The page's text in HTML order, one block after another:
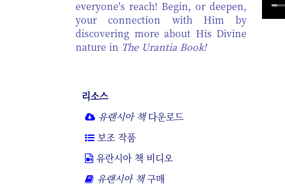
everyone's reach! Begin, or deepen,
your connection with Him by
discovering more about His Divine
nature in The Urantia Book!
리소스
유랜시아 책다운로드
보조 작품
유란시아 책 비디오
유랜시아 책구매